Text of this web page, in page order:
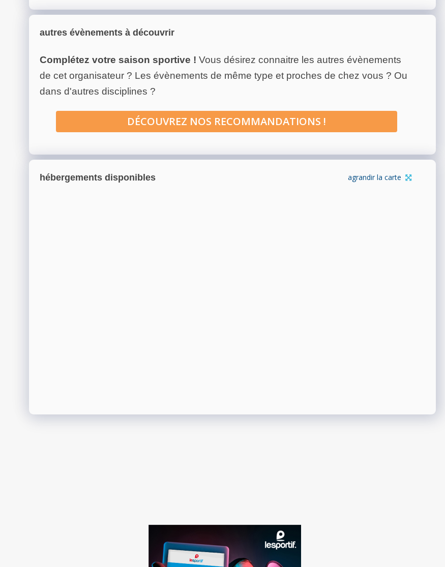
autres évènements à découvrir
Complétez votre saison sportive ! Vous désirez connaitre les autres évènements
de cet organisateur ? Les évènements de même type et proches de chez vous ? Ou
dans d'autres disciplines ?
DÉCOUVREZ NOS RECOMMANDATIONS !
hébergements disponibles agrandir la carte